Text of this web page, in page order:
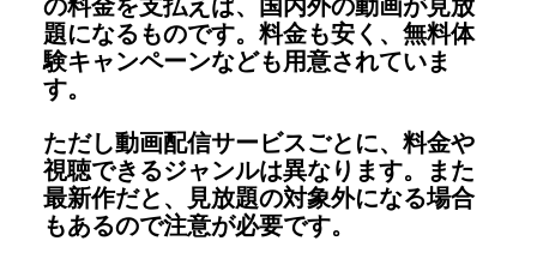
の料金を支払えば、国内外の動画が見放
題になるものです。料金も安く、無料体
験キャンペーンなども用意されていま
す。
ただし動画配信サービスごとに、料金や
視聴できるジャンルは異なります。また
最新作だと、見放題の対象外になる場合
もあるので注意が必要です。